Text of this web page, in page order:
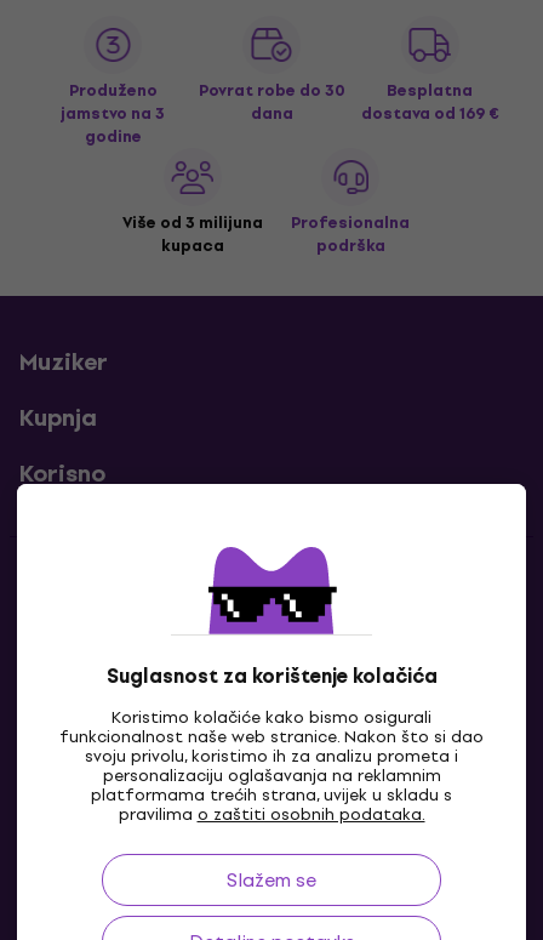
Suglasnost za korištenje kolačića
Koristimo kolačiće kako bismo osigurali
funkcionalnost naše web stranice. Nakon što si dao
svoju privolu, koristimo ih za analizu prometa i
personalizaciju oglašavanja na reklamnim
platformama trećih strana, uvijek u skladu s
pravilima o zaštiti osobnih podataka.
Slažem se
Produženo
jamstvo na 3
godine
Povrat robe do 30
dana
Besplatna
dostava od 169 €
Više od 3 milijuna
kupaca
Profesionalna
podrška
Muziker
Kupnja
Korisno
Kontakti
Javi nam se
HR